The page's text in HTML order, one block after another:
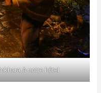
à notre hôtel